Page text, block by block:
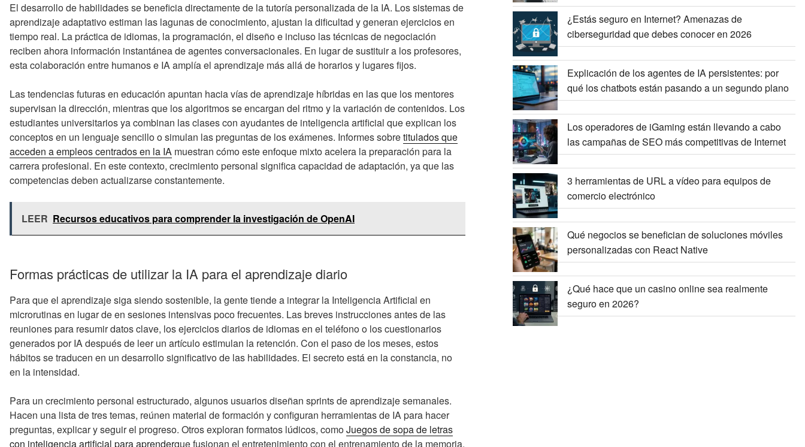
El desarrollo de habilidades se beneficia directamente de la tutoría personalizada de la IA. Los sistemas de
aprendizaje adaptativo estiman las lagunas de conocimiento, ajustan la dificultad y generan ejercicios en
tiempo real. La práctica de idiomas, la programación, el diseño e incluso las técnicas de negociación
reciben ahora información instantánea de agentes conversacionales. En lugar de sustituir a los profesores,
esta colaboración entre humanos e IA amplía el aprendizaje más allá de horarios y lugares fijos.
Las tendencias futuras en educación apuntan hacia vías de aprendizaje híbridas en las que los mentores
supervisan la dirección, mientras que los algoritmos se encargan del ritmo y la variación de contenidos. Los
estudiantes universitarios ya combinan las clases con ayudantes de inteligencia artificial que explican los
conceptos en un lenguaje sencillo o simulan las preguntas de los exámenes. Informes sobretitulados que
acceden a empleos centrados en la IA muestran cómo este enfoque mixto acelera la preparación para la
carrera profesional. En este contexto, crecimiento personal significa capacidad de adaptación, ya que las
competencias deben actualizarse constantemente.
LEER Recursos educativos para comprender la investigación de OpenAI
Formas prácticas de utilizar la IA para el aprendizaje diario
Para que el aprendizaje siga siendo sostenible, la gente tiende a integrar la Inteligencia Artificial en
microrutinas en lugar de en sesiones intensivas poco frecuentes. Las breves instrucciones antes de las
reuniones para resumir datos clave, los ejercicios diarios de idiomas en el teléfono o los cuestionarios
generados por IA después de leer un artículo estimulan la retención. Con el paso de los meses, estos
hábitos se traducen en un desarrollo significativo de las habilidades. El secreto está en la constancia, no
en la intensidad.
Para un crecimiento personal estructurado, algunos usuarios diseñan sprints de aprendizaje semanales.
Hacen una lista de tres temas, reúnen material de formación y configuran herramientas de IA para hacer
preguntas, explicar y seguir el progreso. Otros exploran formatos lúdicos, comoJuegos de sopa de letras
con inteligencia artificial para aprenderque fusionan el entretenimiento con el entrenamiento de la memoria.
¿Estás seguro en Internet? Amenazas de
ciberseguridad que debes conocer en 2026
Explicación de los agentes de IA persistentes: por
qué los chatbots están pasando a un segundo plano
Los operadores de iGaming están llevando a cabo
las campañas de SEO más competitivas de Internet
3 herramientas de URL a vídeo para equipos de
comercio electrónico
Qué negocios se benefician de soluciones móviles
personalizadas con React Native
¿Qué hace que un casino online sea realmente
seguro en 2026?